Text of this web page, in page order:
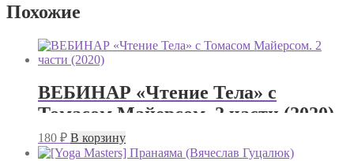
Похожие
ВЕБИНАР «Чтение Тела» с
Томасом Майерсом. 2 части (2020)
180 ₽ В корзину